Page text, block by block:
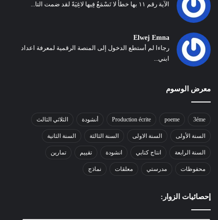
الآية رقم ١١ بها خطأ لا تَسْمَعُ فِيها لاغِيَةً لقد ضمت التا...
Elwej Emna
رجاءا لم أستطع الدخول إلى المنصة الرقمية لمعرفة اعداد
ابني...
معرض الوسوم
3éme
poeme
Production écrite أنشودة الثلاثي الثالث
السنة الأولى السنة الاولى السنة الثالثة السنة الثانية
السنة الرابعة انتاج كتابي انشودة تقييم تمارين
محفوظات مدرستي معلقات نماذج
إحصائيات الزوار: